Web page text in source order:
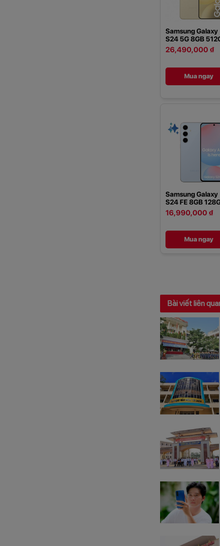
Samsung Galaxy
S24 5G 8GB
26,490,000 ₫
Mua ngay
Samsung Galaxy
S24 FE 8GB
16,990,000 ₫
Mua ngay
Bài viết liên